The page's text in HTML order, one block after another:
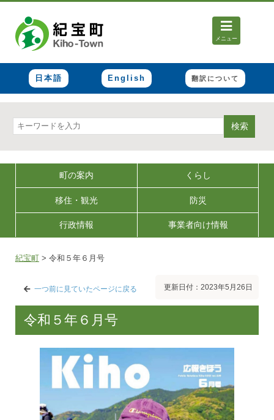
メニュー
日本語 English 翻訳について
検索
町の案内 くらし
移住・観光 防災
行政情報 事業者向け情報
紀宝町 > 令和５年６月号
一つ前に見ていたページに戻る 更新日付：2023年5月26日
令和５年６月号